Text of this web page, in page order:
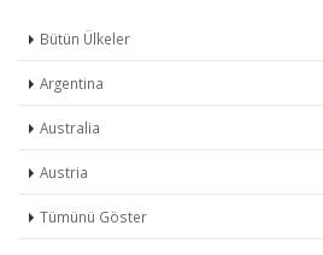
Bütün Ülkeler
Argentina
Australia
Austria
Tümünü Göster